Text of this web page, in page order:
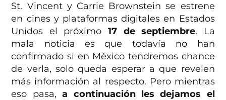
St. Vincent y Carrie Brownstein se estrene
en cines y plataformas digitales en Estados
Unidos el próximo 17 de septiembre. La
mala noticia es que todavía no han
confirmado si en México tendremos chance
de verla, solo queda esperar a que revelen
más información al respecto. Pero mientras
eso pasa,a continuación les dejamos el